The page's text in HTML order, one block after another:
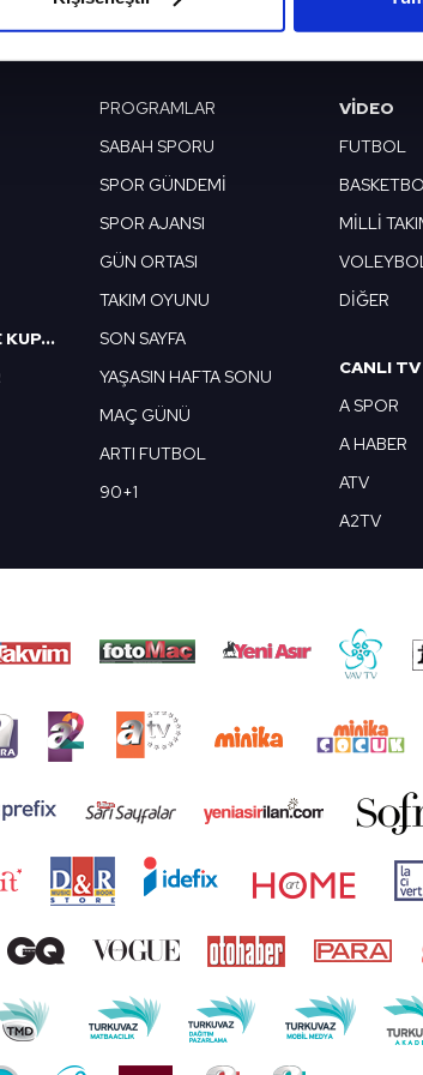
takdirde, kullanıcılara hedefli reklamlar
Sitemizde kendimize ve üçüncü kişilere ait
olup gerekli olan çerezler bilgi toplumu
daha işlevsel kılınması ve kişiselleştirilmesi ve
sınırlı olarak açık rızanız dahilinde
vasıtasıyla belirleyebilirsiniz. Çerezlere ilişkin
ziyaret edebilirsiniz.
bilgi almak için lütfentıklayınız
BILDIRIMIKÜNYE / İLETIŞIM
ZİRAAT TÜRKİYE KUPASI
PROGRAMLAR
SABAH SPORU
SPOR GÜNDEMİ
SPOR AJANSI
GÜN ORTASI
TAKIM OYUNU
SON SAYFA
YAŞASIN HAFTA SONU
MAÇ GÜNÜ
ARTI FUTBOL
90+1
VIDEO
FUTBOL
MİLLİ
DİĞER
CANLI TV
A SPOR
A HABER
ATV
A2TV